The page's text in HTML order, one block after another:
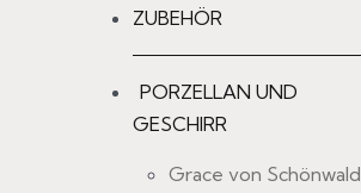
ZUBEHÖR
PORZELLAN UND
GESCHIRR
Grace von Schönwald